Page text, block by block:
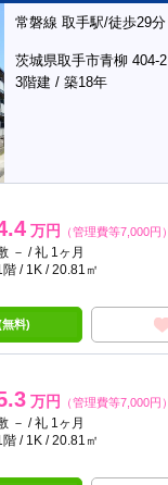
常磐線 取手駅/徒歩29分
茨城県取手市青柳 404-2
3階建 / 築18年
万円 （管理費等7,000円）
－ / 礼 1ヶ月
階 / 1K / 20.81㎡
料)
万円 （管理費等7,000円）
－ / 礼 1ヶ月
階 / 1K / 20.81㎡